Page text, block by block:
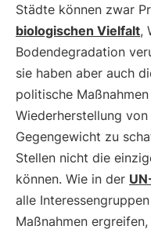
Städte können zwar
biologischen Vielfalt,
Bodendegradation
sie haben aber auch
politische
Wiederherstellung
Gegengewicht zu
Stellen nicht die
können. Wie in der
alle
Maßnahmen